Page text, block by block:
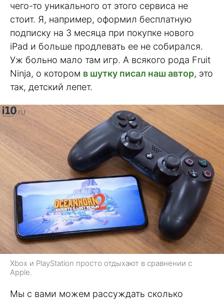
чего-то уникального от этого сервиса не
стоит. Я, например, оформил бесплатную
подписку на 3 месяца при покупке нового
iPad и больше продлевать ее не собирался.
Уж больно мало там игр. А всякого рода Fruit
Ninja, о котором в шутку писал наш автор, это
так, детский лепет.
Xbox и PlayStation просто отдыхают в сравнении с
Apple.
Мы с вами можем рассуждать сколько